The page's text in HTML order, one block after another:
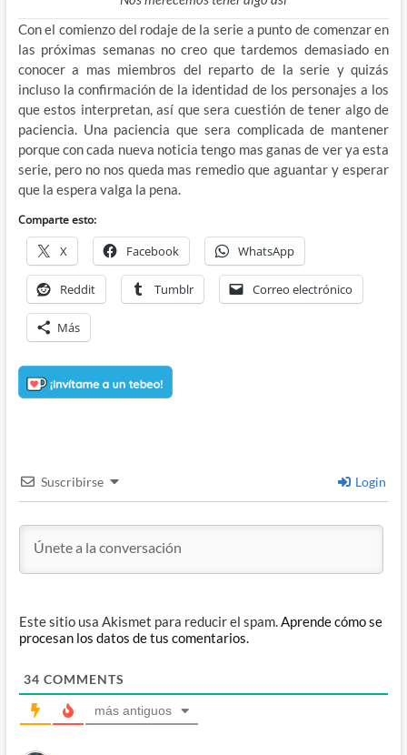
Con el comienzo del rodaje de la serie a punto de comenzar en
las próximas semanas no creo que tardemos demasiado en
conocer a mas miembros del reparto de la serie y quizás
incluso la confirmación de la identidad de los personajes a los
que estos interpretan, así que sera cuestión de tener algo de
paciencia. Una paciencia que sera complicada de mantener
porque con cada nueva noticia tengo mas ganas de ver ya esta
serie, pero no nos queda mas remedio que aguantar y esperar
que la espera valga la pena.
Comparte esto:
X Facebook WhatsApp
Reddit Tumblr Correo electrónico
Más
Suscribirse Login
Este sitio usa Akismet para reducir el spam.Aprende cómo se
procesan los datos de tus comentarios.
34 COMMENTS
más antiguos